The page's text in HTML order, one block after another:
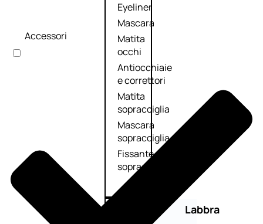
Eyeliner
Mascara
Matita
occhi
Antiocchiaie
e correttori
Matita
sopracciglia
Mascara
sopracciglia
Fissante
sopracciglia
Labbra
Accessori